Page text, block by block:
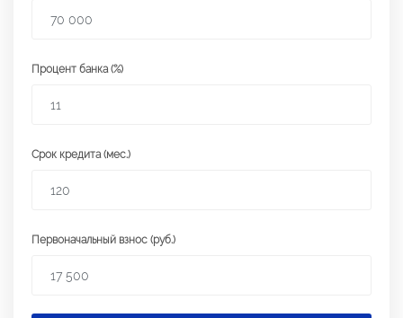
Процент банка (%)
Срок кредита (мес.)
Первоначальный взнос (руб.)